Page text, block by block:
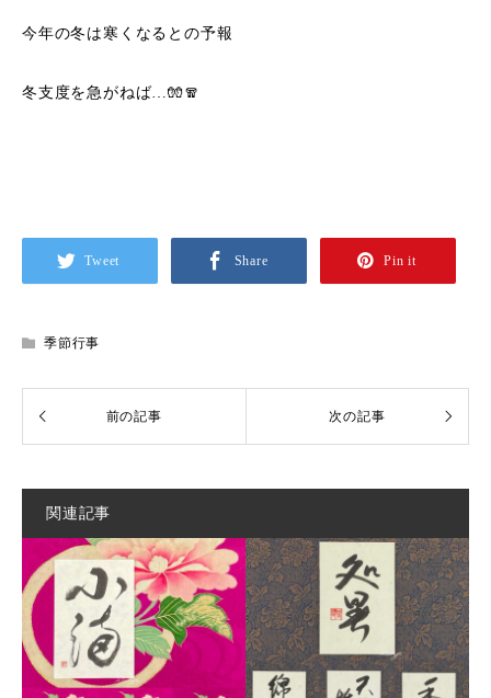
今年の冬は寒くなるとの予報
冬支度を急がねば…🧤🧣
Tweet Share Pin it
季節行事
関連記事